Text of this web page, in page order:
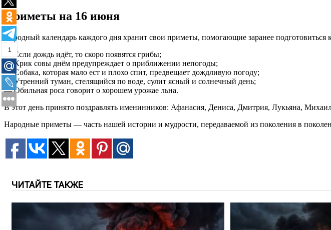
1
Приметы на 16 июня
Народный календарь каждого дня хранит свои приметы, помогающие заранее
— Если дождь идёт, то скоро появятся грибы;
— Крик совы днём предупреждает о приближении непогоды;
— Собака, которая мало ест и плохо спит, предвещает дождливую погоду;
— Утренний туман, стелящийся по воде, сулит ясный и солнечный день;
— Обильная роса говорит о хорошем урожае льна.
В этот день принято поздравлять именинников: Афанасия, Дениса, Дмитрия, Лукьяна,
Народные приметы — часть нашей истории и мудрости, передаваемой из поколения в
ЧИТАЙТЕ ТАКЖЕ